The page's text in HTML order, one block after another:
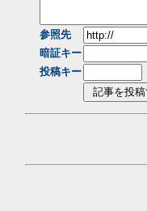
参照先
暗証キー
投稿キー